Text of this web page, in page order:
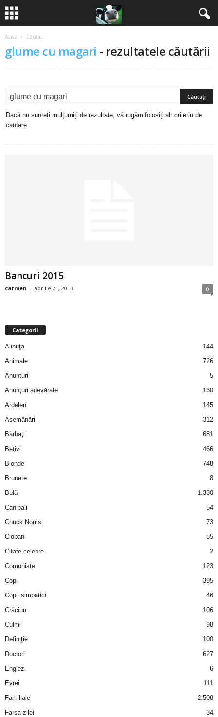
Acasă Căutați
glume cu magari - rezultatele căutării
Dacă nu sunteți mulțumiți de rezultate, vă rugăm folosiți alt criteriu de
căutare
Bancuri 2015
carmen - aprilie 21, 2013 0
Categorii
Alinuţa
144
Animale
726
Anunturi
5
Anunţuri adevărate
130
Ardeleni
145
Asemănări
312
Bărbaţi
681
Beţivi
466
Blonde
748
Brunete
8
Bulă
1.330
Canibali
54
Chuck Norris
73
Ciobani
55
Citate celebre
2
Comuniste
123
Copii
395
Copii simpatici
46
Crăciun
106
Culmi
98
Definiţie
100
Doctori
627
Englezi
6
Evrei
111
Familiale
2.508
Farsa zilei
34